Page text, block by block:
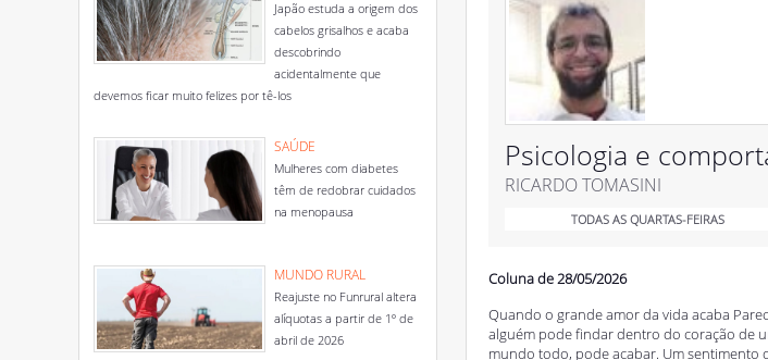
Japão estuda a origem dos
cabelos grisalhos e acaba
descobrindo
acidentalmente que
devemos ficar muito felizes por tê-los
SAÚDE
Mulheres com diabetes
têm de redobrar cuidados
na menopausa
MUNDO RURAL
Reajuste no Funrural altera
alíquotas a partir de 1º de
abril de 2026
Psicologia e
RICARDO TOMASINI
TODAS AS QUARTAS-FEIRAS
Coluna de 28/05/2026
Quando o grande amor da vida acaba
alguém pode findar dentro do coração de
mundo todo, pode acabar. Um sentimento